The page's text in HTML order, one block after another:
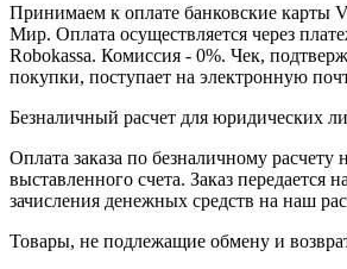
Принимаем к оплате банковские карты
Мир. Оплата осуществляется через
Robokassa. Комиссия - 0%. Чек,
покупки, поступает на электронную
Безналичный расчет для юридических
Оплата заказа по безналичному расчету
выставленного счета. Заказ передается
зачисления денежных средств на наш
Товары, не подлежащие обмену и